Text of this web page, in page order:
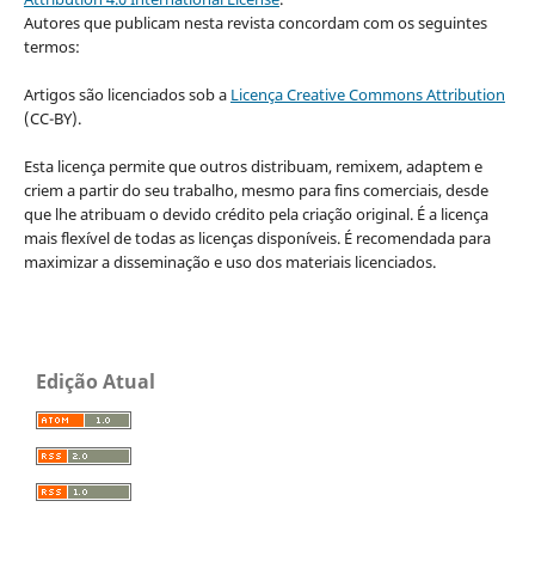
Autores que publicam nesta revista concordam com os seguintes
termos:
Artigos são licenciados sob a Licença Creative Commons Attribution
(CC-BY).
Esta licença permite que outros distribuam, remixem, adaptem e
criem a partir do seu trabalho, mesmo para fins comerciais, desde
que lhe atribuam o devido crédito pela criação original. É a licença
mais flexível de todas as licenças disponíveis. É recomendada para
maximizar a disseminação e uso dos materiais licenciados.
Edição Atual